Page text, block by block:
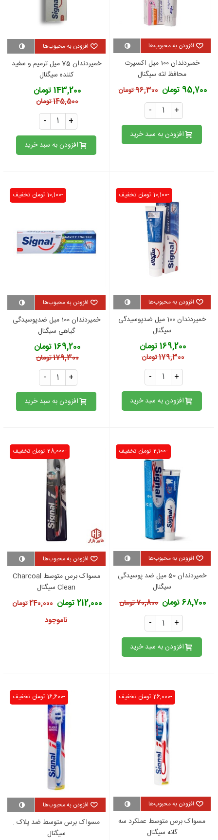
افزودن به محبوب‌ها
خمیردندان 100 میل اکسپرت
محافظ لثه سیگنال
95,700 تومان 96,300 تومان
- +
افزودن به سبد خرید
افزودن به محبوب‌ها
خمیردندان 75 میل ترمیم و سفید
کننده سیگنال
143,200 تومان
145,500 تومان
- +
افزودن به سبد خرید
تخفیف -10,100 تومان
افزودن به محبوب‌ها
خمیردندان 100 میل ضدپوسیدگی
سیگنال
169,200 تومان
179,300 تومان
- +
افزودن به سبد خرید
تخفیف -10,100 تومان
افزودن به محبوب‌ها
خمیردندان 100 میل ضدپوسیدگی
گیاهی سیگنال
169,200 تومان
179,300 تومان
- +
افزودن به سبد خرید
تخفیف -2,100 تومان
افزودن به محبوب‌ها
خمیردندان 50 میل ضد پوسیدگی
سیگنال
68,700 تومان 70,800 تومان
- +
افزودن به سبد خرید
تخفیف -28,000 تومان
افزودن به محبوب‌ها
مسواک برس متوسط Charcoal
Clean سیگنال
212,000 تومان 240,000 تومان
ناموجود
تخفیف -26,000 تومان
افزودن به محبوب‌ها
مسواک برس متوسط عملکرد سه
گانه سیگنال
تخفیف -16,600 تومان
افزودن به محبوب‌ها
مسواک برس متوسط ضد پلاک .
سیگنال